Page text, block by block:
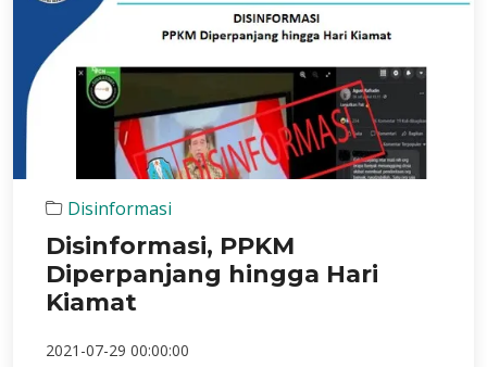
Disinformasi
Disinformasi, PPKM
Diperpanjang hingga Hari
Kiamat
2021-07-29 00:00:00